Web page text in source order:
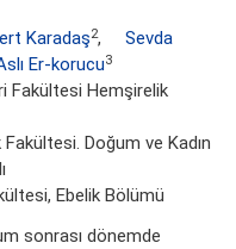
Karadaş2,
Sevda
Er-korucu3
Fakültesi Hemşirelik
Doğum ve Kadın
Ebelik Bölümü
sonrası dönemde